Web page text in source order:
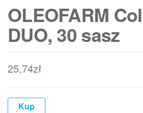
OLEOFARM
DUO, 30 sasz
25,74zł
Kup